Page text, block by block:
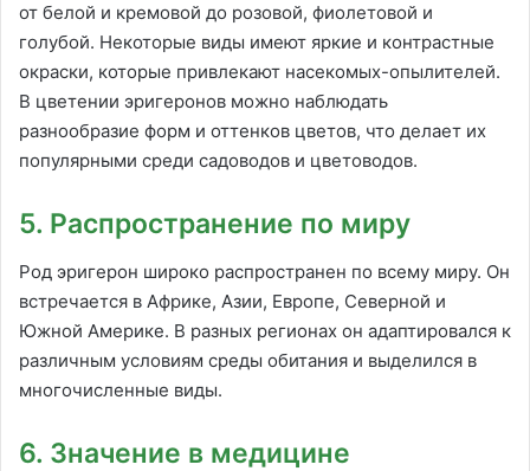
от белой и кремовой до розовой, фиолетовой и
голубой. Некоторые виды имеют яркие и контрастные
окраски, которые привлекают насекомых-опылителей.
В цветении эригеронов можно наблюдать
разнообразие форм и оттенков цветов, что делает их
популярными среди садоводов и цветоводов.
5. Распространение по миру
Род эригерон широко распространен по всему миру. Он
встречается в Африке, Азии, Европе, Северной и
Южной Америке. В разных регионах он адаптировался к
различным условиям среды обитания и выделился в
многочисленные виды.
6. Значение в медицине